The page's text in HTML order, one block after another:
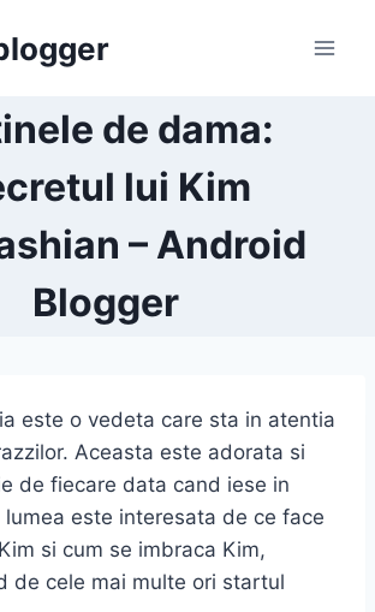
de dama:
lui Kim
– Android
Blogger
este o vedeta care sta in atentia
Aceasta este adorata si
de fiecare data cand iese in
lumea este interesata de ce face
si cum se imbraca Kim,
de cele mai multe ori startul